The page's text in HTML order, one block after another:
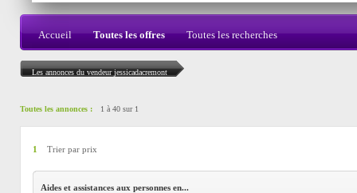
Accueil Toutes les offres Toutes les recherches
Les annonces du vendeur jessicadacremont
Toutes les annonces : 1 à 40 sur 1
1 Trier par prix
Aides et assistances aux personnes en...